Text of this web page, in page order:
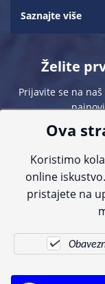
Saznajte više
Želite
Prijavite se na
Sve navedene
informacije, ali zbog
kontaktirajte nas putem
Ova
Koristimo
online
pristajete na